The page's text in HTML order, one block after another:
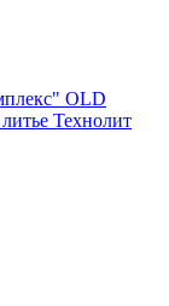
OLD
Технолит